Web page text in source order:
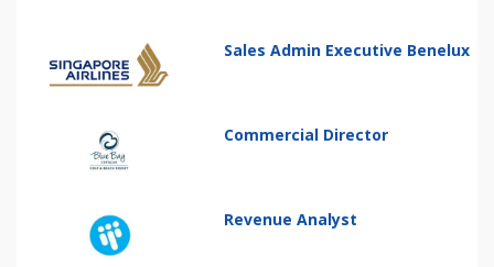
Sales Admin Executive Benelux
Commercial Director
Revenue Analyst